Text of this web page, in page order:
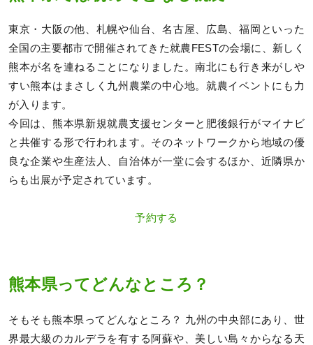
東京・大阪の他、札幌や仙台、名古屋、広島、福岡といった
全国の主要都市で開催されてきた就農FESTの会場に、新しく
熊本が名を連ねることになりました。南北にも行き来がしや
すい熊本はまさしく九州農業の中心地。就農イベントにも力
が入ります。
今回は、熊本県新規就農支援センターと肥後銀行がマイナビ
と共催する形で行われます。そのネットワークから地域の優
良な企業や生産法人、自治体が一堂に会するほか、近隣県か
らも出展が予定されています。
予約する
熊本県ってどんなところ？
そもそも熊本県ってどんなところ？ 九州の中央部にあり、世
界最大級のカルデラを有する阿蘇や、美しい島々からなる天